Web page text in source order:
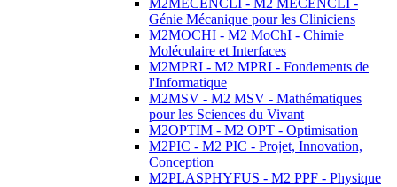
M2MECENCLI - M2 MECENCLI -
Génie Mécanique pour les Cliniciens
M2MOCHI - M2 MoChI - Chimie
Moléculaire et Interfaces
M2MPRI - M2 MPRI - Fondements de
l'Informatique
M2MSV - M2 MSV - Mathématiques
pour les Sciences du Vivant
M2OPTIM - M2 OPT - Optimisation
M2PIC - M2 PIC - Projet, Innovation,
Conception
M2PLASPHYFUS - M2 PPF - Physique